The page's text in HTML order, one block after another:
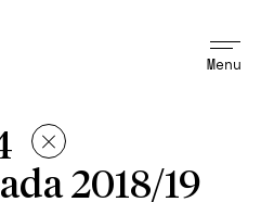
Menu
2018/19